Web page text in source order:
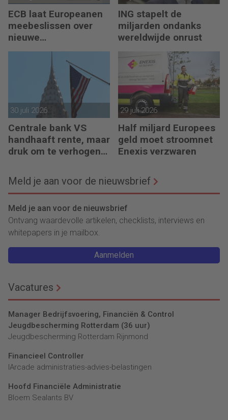
ECB laat Europeanen
meebeslissen over
nieuwe
eurobankbiljetten
ING stapelt de
miljarden ondanks
wereldwijde onrust
30 juli 2026
Centrale bank VS
handhaaft rente, maar
druk om te verhogen
29 juli 2026
Half miljard Europees
geld moet stroomnet
Enexis verzwaren
Meld je aan voor de nieuwsbrief
Meld je aan voor de nieuwsbrief
Ontvang waardevolle artikelen, checklists, interviews en
whitepapers in je mailbox.
Aanmelden
Vacatures
Manager Bedrijfsvoering, Financiën & Control
Jeugdbescherming Rotterdam (36 uur)
Jeugdbescherming Rotterdam Rijnmond
Financieel Controller
lArcade administraties-advies-belastingen
Hoofd Financiële Administratie
Bloem Sealants BV